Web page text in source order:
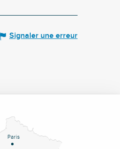
Signaler une erreur
Paris